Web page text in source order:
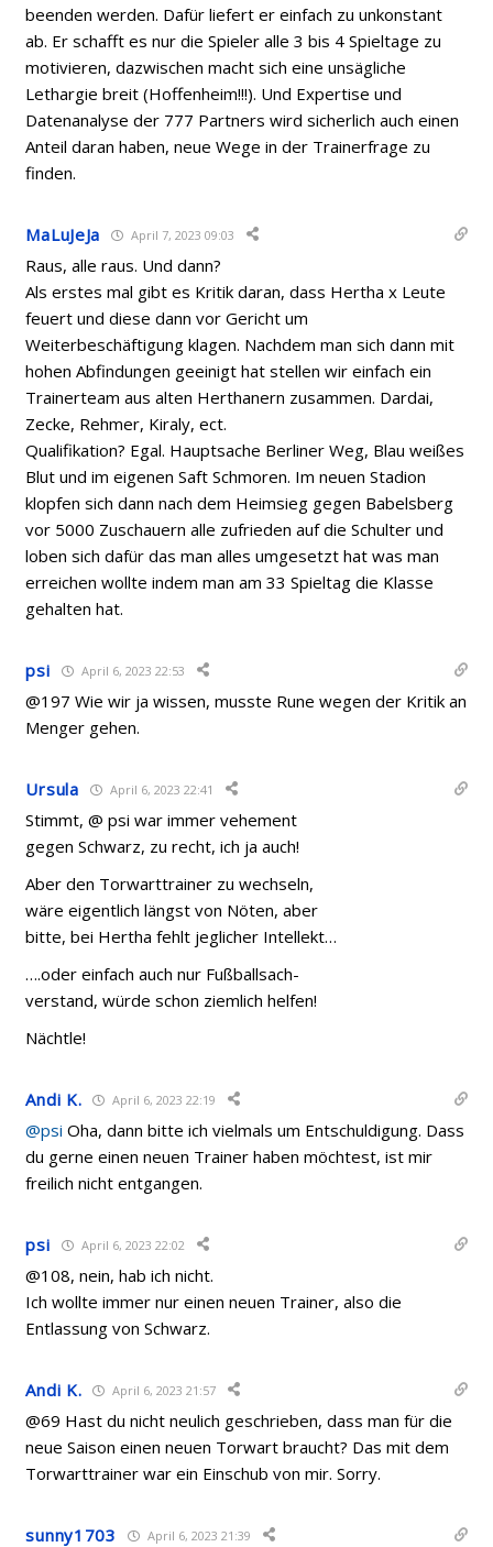
beenden werden. Dafür liefert er einfach zu unkonstant
ab. Er schafft es nur die Spieler alle 3 bis 4 Spieltage zu
motivieren, dazwischen macht sich eine unsägliche
Lethargie breit (Hoffenheim!!!). Und Expertise und
Datenanalyse der 777 Partners wird sicherlich auch einen
Anteil daran haben, neue Wege in der Trainerfrage zu
finden.
MaLuJeJa April 7, 2023 09:03
Raus, alle raus. Und dann?
Als erstes mal gibt es Kritik daran, dass Hertha x Leute
feuert und diese dann vor Gericht um
Weiterbeschäftigung klagen. Nachdem man sich dann mit
hohen Abfindungen geeinigt hat stellen wir einfach ein
Trainerteam aus alten Herthanern zusammen. Dardai,
Zecke, Rehmer, Kiraly, ect.
Qualifikation? Egal. Hauptsache Berliner Weg, Blau weißes
Blut und im eigenen Saft Schmoren. Im neuen Stadion
klopfen sich dann nach dem Heimsieg gegen Babelsberg
vor 5000 Zuschauern alle zufrieden auf die Schulter und
loben sich dafür das man alles umgesetzt hat was man
erreichen wollte indem man am 33 Spieltag die Klasse
gehalten hat.
psi April 6, 2023 22:53
@197 Wie wir ja wissen, musste Rune wegen der Kritik an
Menger gehen.
Ursula April 6, 2023 22:41
Stimmt, @ psi war immer vehement
gegen Schwarz, zu recht, ich ja auch!
Aber den Torwarttrainer zu wechseln,
wäre eigentlich längst von Nöten, aber
bitte, bei Hertha fehlt jeglicher Intellekt…
….oder einfach auch nur Fußballsach-
verstand, würde schon ziemlich helfen!
Nächtle!
Andi K. April 6, 2023 22:19
@psi Oha, dann bitte ich vielmals um Entschuldigung. Dass
du gerne einen neuen Trainer haben möchtest, ist mir
freilich nicht entgangen.
psi April 6, 2023 22:02
@108, nein, hab ich nicht.
Ich wollte immer nur einen neuen Trainer, also die
Entlassung von Schwarz.
Andi K. April 6, 2023 21:57
@69 Hast du nicht neulich geschrieben, dass man für die
neue Saison einen neuen Torwart braucht? Das mit dem
Torwarttrainer war ein Einschub von mir. Sorry.
sunny1703 April 6, 2023 21:39